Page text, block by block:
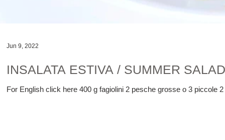
INSALATA ESTIVA / SUMMER SALAD
For English click here 400 g fagiolini 2 pesche grosse o 3 piccole
Jun 9, 2022